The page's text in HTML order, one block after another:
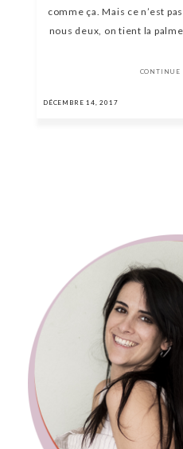
comme ça. Mais ce n’est
nous deux, on tient la
CONTINUE
DÉCEMBRE 14, 2017